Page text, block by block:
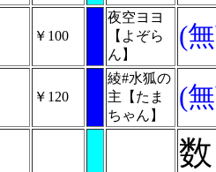
￥100
夜空ヨヨ
【よぞら
ん】
(
￥120
綾#水狐の
主【たま
ちゃん】
(